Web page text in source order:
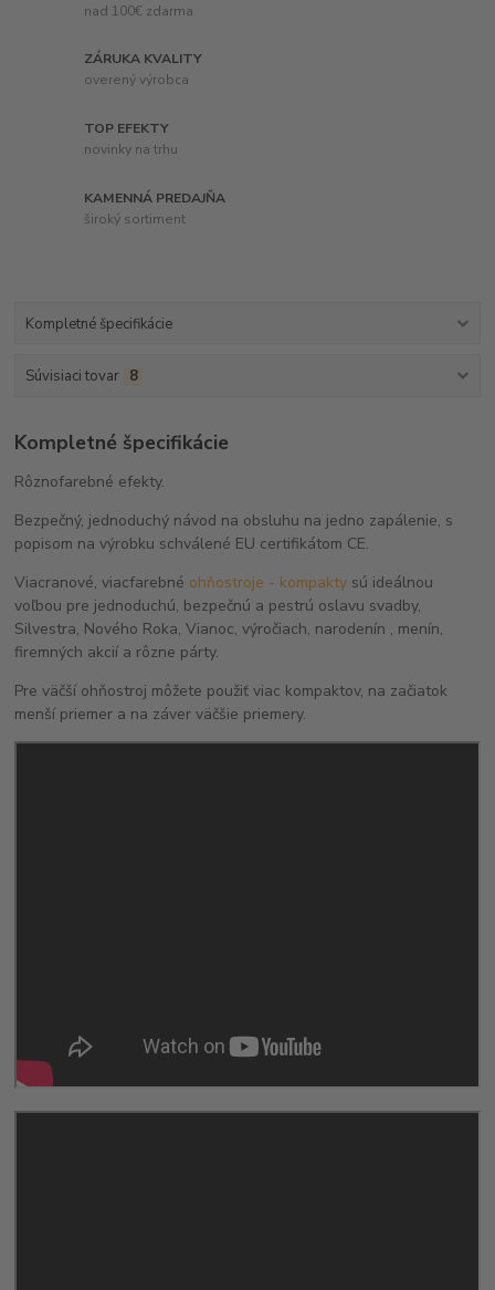
nad 100€ zdarma
ZÁRUKA KVALITY
overený výrobca
TOP EFEKTY
novinky na trhu
KAMENNÁ PREDAJŇA
široký sortiment
Kompletné špecifikácie
Súvisiaci tovar 8
Kompletné špecifikácie
Rôznofarebné efekty.
Bezpečný, jednoduchý návod na obsluhu na jedno zapálenie, s
popisom na výrobku schválené EU certifikátom CE.
Viacranové, viacfarebné ohňostroje - kompakty sú ideálnou
voľbou pre jednoduchú, bezpečnú a pestrú oslavu svadby,
Silvestra, Nového Roka, Vianoc, výročiach, narodenín , menín,
firemných akcií a rôzne párty.
Pre väčší ohňostroj môžete použiť viac kompaktov, na začiatok
menší priemer a na záver väčšie priemery.